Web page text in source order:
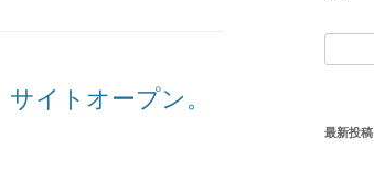
イトオープン。
最新投稿